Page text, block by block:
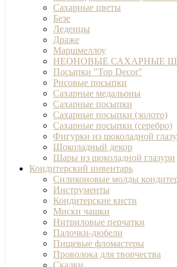
Сахарные цветы
Безе
Леденцы
Драже
Маршмеллоу
НЕОНОВЫЕ САХАРНЫЕ
Посыпки "Top Decor"
Рисовые посыпки
Сахарные медальоны
Сахарные посыпки
Сахарные посыпки (золото)
Сахарные посыпки (серебро)
Фигурки из шоколадной
Шоколадный декор
Шары из шоколадной глазури
Кондитерский инвентарь
Силиконовые молды
Инструменты
Кондитерские кисти
Миски чашки
Нитриловые перчатки
Палочки-дюбели
Пищевые фломастеры
Проволока для творчества